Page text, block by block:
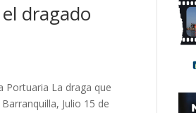
dragado
Portuaria La draga que
Julio 15 de